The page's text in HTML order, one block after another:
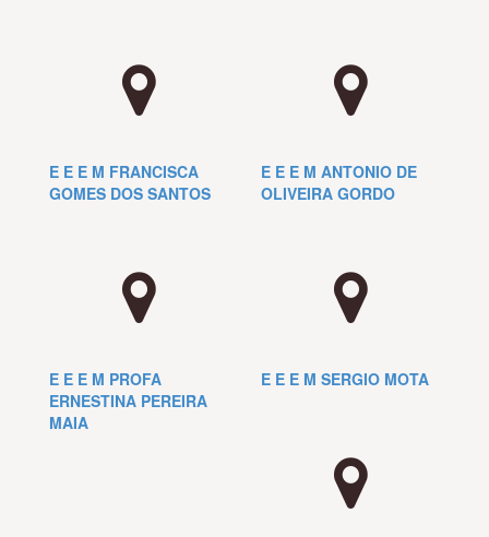
E E E M FRANCISCA
GOMES DOS SANTOS
E E E M ANTONIO DE
OLIVEIRA GORDO
E E E M PROFA
ERNESTINA PEREIRA
MAIA
E E E M SERGIO MOTA